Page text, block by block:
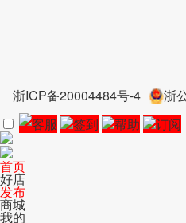
浙ICP备20004484号-4
浙
客服
签到 帮助 订阅
首页
好店
发布
商城
我的